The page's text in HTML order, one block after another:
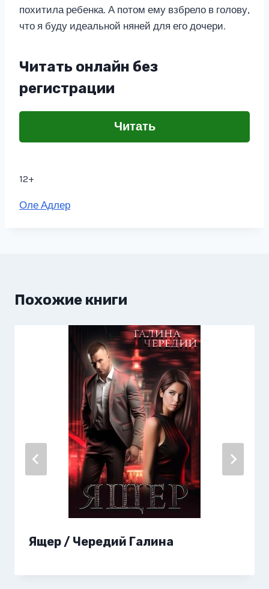
похитила ребенка. А потом ему взбрело в голову,
что я буду идеальной няней для его дочери.
Читать онлайн без
регистрации
Читать
12+
Метки
Оле Адлер
Похожие книги
Ящер / Чередий Галина